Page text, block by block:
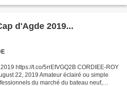
d'Agde 2019...
https://t.co/5rrEfVGQ2B CORDIEE-ROY
22, 2019 Amateur éclairé ou simple
du marché du bateau neuf,